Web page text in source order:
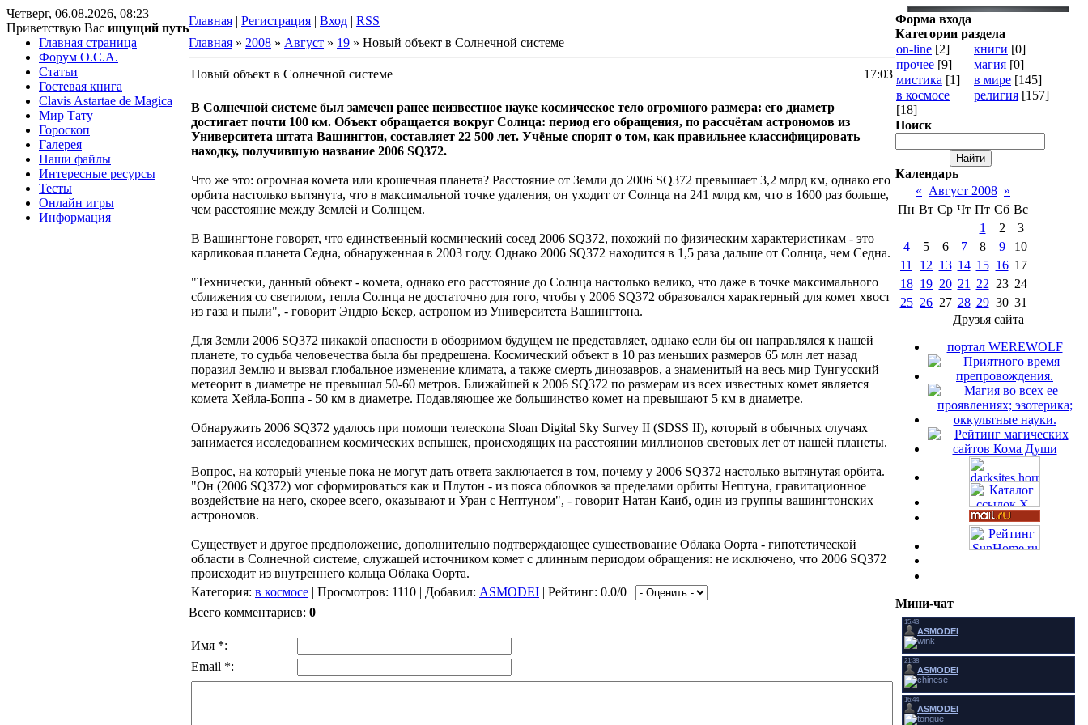
Четверг, 06.08.2026, 08:23
Приветствую Вас ищущий путь
Главная | Регистрация | Вход | RSS
Главная страница
Форум O.C.A.
Статьи
Гостевая книга
Clavis Astartae de Magica
Мир Тату
Гороскоп
Галерея
Наши файлы
Интересные ресурсы
Тесты
Онлайн игры
Информация
Главная » 2008 » Август » 19 » Новый объект в Солнечной системе
Новый объект в Солнечной системе 17:03
В Солнечной системе был замечен ранее неизвестное науке космическое тело огромного размера: его диаметр
достигает почти 100 км. Объект обращается вокруг Солнца: период его обращения, по рассчётам астрономов из
Университета штата Вашингтон, составляет 22 500 лет. Учёные спорят о том, как правильнее классифицировать
находку, получившую название 2006 SQ372.
Что же это: огромная комета или крошечная планета? Расстояние от Земли до 2006 SQ372 превышает 3,2 млрд км, однако его
орбита настолько вытянута, что в максимальной точке удаления, он уходит от Солнца на 241 млрд км, что в 1600 раз больше,
чем расстояние между Землей и Солнцем.
В Вашингтоне говорят, что единственный космический сосед 2006 SQ372, похожий по физическим характеристикам - это
карликовая планета Седна, обнаруженная в 2003 году. Однако 2006 SQ372 находится в 1,5 раза дальше от Солнца, чем Седна.
"Технически, данный объект - комета, однако его расстояние до Солнца настолько велико, что даже в точке максимального
сближения со светилом, тепла Солнца не достаточно для того, чтобы у 2006 SQ372 образовался характерный для комет хвост
из газа и пыли", - говорит Эндрю Бекер, астроном из Университета Вашингтона.
Для Земли 2006 SQ372 никакой опасности в обозримом будущем не представляет, однако если бы он направлялся к нашей
планете, то судьба человечества была бы предрешена. Космический объект в 10 раз меньших размеров 65 млн лет назад
поразил Землю и вызвал глобальное изменение климата, а также смерть динозавров, а знаменитый на весь мир Тунгусский
метеорит в диаметре не превышал 50-60 метров. Ближайшей к 2006 SQ372 по размерам из всех известных комет является
комета Хейла-Боппа - 50 км в диаметре. Подавляющее же большинство комет на превышают 5 км в диаметре.
Обнаружить 2006 SQ372 удалось при помощи телескопа Sloan Digital Sky Survey II (SDSS II), который в обычных случаях
занимается исследованием космических вспышек, происходящих на расстоянии миллионов световых лет от нашей планеты.
Вопрос, на который ученые пока не могут дать ответа заключается в том, почему у 2006 SQ372 настолько вытянутая орбита.
"Он (2006 SQ372) мог сформироваться как и Плутон - из пояса обломков за пределами орбиты Нептуна, гравитационное
воздействие на него, скорее всего, оказывают и Уран с Нептуном", - говорит Натан Каиб, один из группы вашингтонских
астрономов.
Существует и другое предположение, дополнительно подтверждающее существование Облака Оорта - гипотетической
области в Солнечной системе, служащей источником комет с длинным периодом обращения: не исключено, что 2006 SQ372
происходит из внутреннего кольца Облака Оорта.
Категория: в космосе | Просмотров: 1110 | Добавил: ASMODEI | Рейтинг: 0.0/0 |
Всего комментариев: 0
Имя *:
Email *:
Форма входа
Категории раздела
on-line [2] книги [0]
прочее [9] магия [0]
мистика [1] в мире [145]
в космосе
[18]
религия [157]
Поиск
Календарь
« Август 2008 »
Пн Вт Ср Чт Пт Сб Вс
1
2
3
4
5 6 7 8 9
10
11
12 13 14 15 16 17
18 19 20 21 22 23 24
25 26 27 28 29 30 31
Друзья сайта
портал WEREWOLF
Мини-чат